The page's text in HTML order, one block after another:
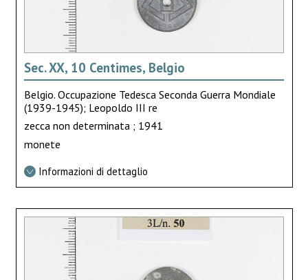
Sec. XX, 10 Centimes, Belgio
Belgio. Occupazione Tedesca Seconda Guerra Mondiale
(1939-1945); Leopoldo III re
zecca non determinata ; 1941
monete
Informazioni di dettaglio